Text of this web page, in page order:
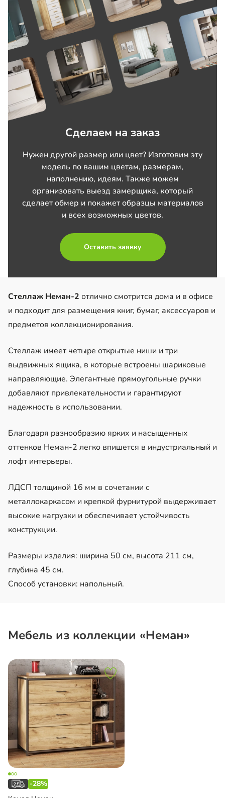
Сделаем на заказ
Нужен другой размер или цвет? Изготовим эту
модель по вашим цветам, размерам,
наполнению, идеям. Также можем
организовать выезд замерщика, который
сделает обмер и покажет образцы материалов
и всех возможных цветов.
Оставить заявку
Стеллаж Неман-2 отлично смотрится дома и в офисе
и подходит для размещения книг, бумаг, аксессуаров и
предметов коллекционирования.
Стеллаж имеет четыре открытые ниши и три
выдвижных ящика, в которые встроены шариковые
направляющие. Элегантные прямоугольные ручки
добавляют привлекательности и гарантируют
надежность в использовании.
Благодаря разнообразию ярких и насыщенных
оттенков Неман-2 легко впишется в индустриальный и
лофт интерьеры.
ЛДСП толщиной 16 мм в сочетании с
металлокаркасом и крепкой фурнитурой выдерживает
высокие нагрузки и обеспечивает устойчивость
конструкции.
Размеры изделия: ширина 50 см, высота 211 см,
глубина 45 см.
Способ установки: напольный.
Мебель из коллекции «Неман»
-28%